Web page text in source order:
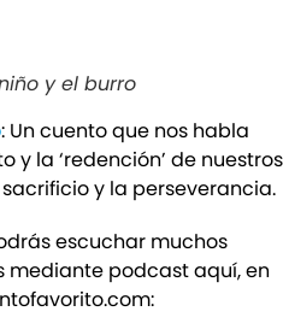
y el burro
: Un cuento que nos habla
y la ‘redención’ de nuestros
y la perseverancia.
escuchar muchos
mediante podcast aquí, en